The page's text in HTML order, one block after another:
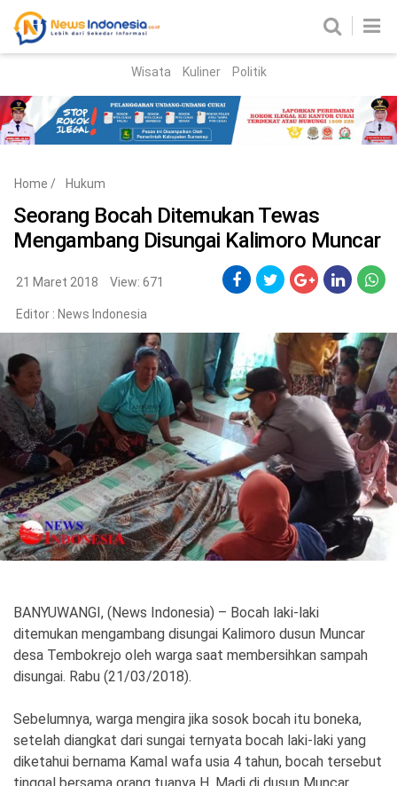
Parlemen
Nasional
Peristiwa
Hukum Kriminal
Politik
Gaya Hidup
Kesehatan Kuliner
Otomotif
Iptek
Teknologi
SosBud
Sosial Budaya
Wisata
Wisata Kuliner Politik
Home / Hukum
Seorang Bocah Ditemukan Tewas
Mengambang Disungai Kalimoro Muncar
21 Maret 2018 View: 671
Editor : News Indonesia
BANYUWANGI, (News Indonesia) – Bocah laki-laki
ditemukan mengambang disungai Kalimoro dusun Muncar
desa Tembokrejo oleh warga saat membersihkan sampah
disungai. Rabu (21/03/2018).
Sebelumnya, warga mengira jika sosok bocah itu boneka,
setelah diangkat dari sungai ternyata bocah laki-laki yang
diketahui bernama Kamal wafa usia 4 tahun, bocah tersebut
tinggal bersama orang tuanya H. Madi di dusun Muncar